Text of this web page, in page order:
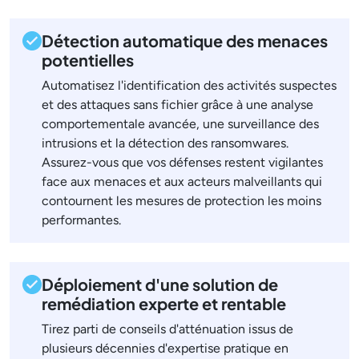
Détection automatique des menaces
potentielles
Automatisez l'identification des activités suspectes
et des attaques sans fichier grâce à une analyse
comportementale avancée, une surveillance des
intrusions et la détection des ransomwares.
Assurez-vous que vos défenses restent vigilantes
face aux menaces et aux acteurs malveillants qui
contournent les mesures de protection les moins
performantes.
Déploiement d'une solution de
remédiation experte et rentable
Tirez parti de conseils d'atténuation issus de
plusieurs décennies d'expertise pratique en